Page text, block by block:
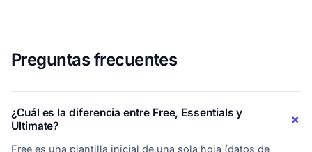
Preguntas frecuentes
¿Cuál es la diferencia entre Free, Essentials y
Ultimate?
Free es una plantilla inicial de una sola hoja (datos de